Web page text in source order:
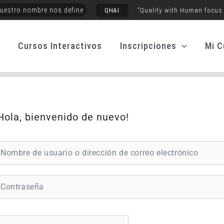
nombre nos define QHAI "Quality with Human
Cursos Interactivos Inscripciones Mi
bienvenido de nuevo!